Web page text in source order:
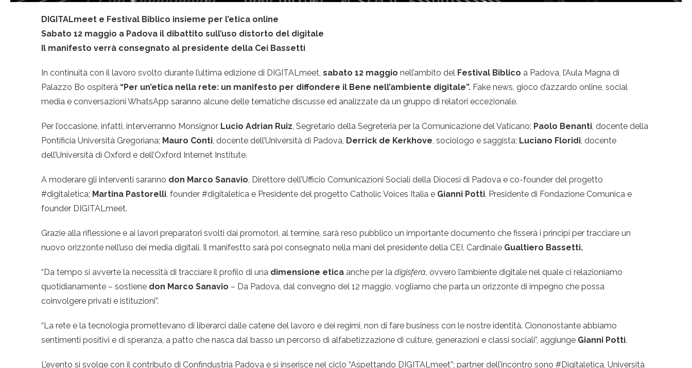
DIGITALmeet e Festival Biblico insieme per l’etica online
Sabato 12 maggio a Padova il dibattito sull’uso distorto del digitale
Il manifesto verrà consegnato al presidente della Cei Bassetti
In continuità con il lavoro svolto durante l’ultima edizione di DIGITALmeet, sabato 12 maggio nell’ambito del Festival Biblico a Padova, l’Aula Magna di
Palazzo Bo ospiterà “Per un’etica nella rete: un manifesto per diffondere il Bene nell’ambiente digitale”. Fake news, gioco d’azzardo online, social
media e conversazioni WhatsApp saranno alcune delle tematiche discusse ed analizzate da un gruppo di relatori eccezionale.
Per l’occasione, infatti, interverranno Monsignor Lucio Adrian Ruiz, Segretario della Segreteria per la Comunicazione del Vaticano; Paolo Benanti, docente della
Pontificia Università Gregoriana; Mauro Conti, docente dell’Università di Padova, Derrick de Kerkhove, sociologo e saggista; Luciano Floridi, docente
dell’Università di Oxford e dell’Oxford Internet Institute.
A moderare gli interventi saranno don Marco Sanavio, Direttore dell’Ufficio Comunicazioni Sociali della Diocesi di Padova e co-founder del progetto
#digitaletica; Martina Pastorelli, founder #digitaletica e Presidente del progetto Catholic Voices Italia e Gianni Potti, Presidente di Fondazione Comunica e
founder DIGITALmeet.
Grazie alla riflessione e ai lavori preparatori svolti dai promotori, al termine, sarà reso pubblico un importante documento che fisserà i principi per tracciare un
nuovo orizzonte nell’uso dei media digitali. Il manifestto sarà poi consegnato nella mani del presidente della CEI, Cardinale Gualtiero Bassetti.
“Da tempo si avverte la necessità di tracciare il profilo di una dimensione etica anche per la digisfera, ovvero l’ambiente digitale nel quale ci relazioniamo
quotidianamente – sostiene don Marco Sanavio – Da Padova, dal convegno del 12 maggio, vogliamo che parta un orizzonte di impegno che possa
coinvolgere privati e istituzioni”.
“La rete e la tecnologia promettevano di liberarci dalle catene del lavoro e dei regimi, non di fare business con le nostre identità. Ciononostante abbiamo
sentimenti positivi e di speranza, a patto che nasca dal basso un percorso di alfabetizzazione di culture, generazioni e classi sociali”, aggiunge Gianni Potti.
L’evento si svolge con il contributo di Confindustria Padova e si inserisce nel ciclo “Aspettando DIGITALmeet”; partner dell’incontro sono #Digitaletica, Università